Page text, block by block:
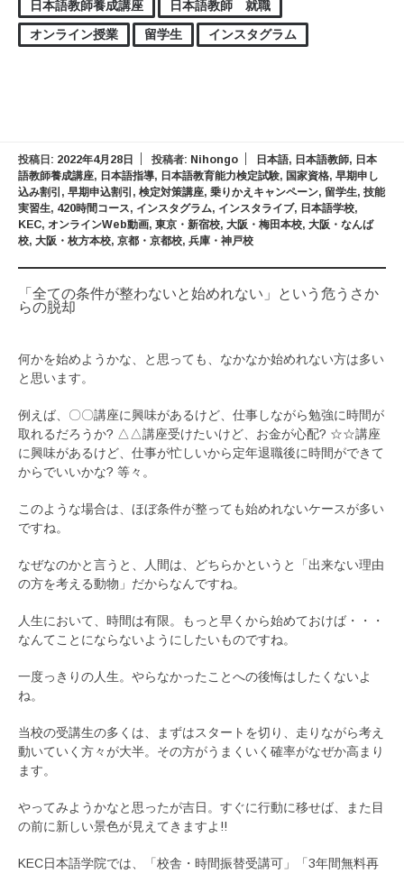
日本語教師養成講座
日本語教師 就職
オンライン授業
留学生 インスタグラム
投稿日: 2022年4月28日 投稿者: Nihongo 日本語, 日本語教師, 日本
語教師養成講座, 日本語指導, 日本語教育能力検定試験, 国家資格, 早期申し
込み割引 , 早期申込割引 , 検定対策講座, 乗りかえキャンペーン, 留学生, 技能
実習生, 420時間コース, インスタグラム, インスタライブ, 日本語学校,
KEC, オンラインWeb動画, 東京・新宿校, 大阪・梅田本校, 大阪・なんば
校, 大阪・枚方本校, 京都・京都校, 兵庫・神戸校
「全ての条件が整わないと始めれない」という危うさか
らの脱却
何かを始めようかな、と思っても、なかなか始めれない方は多い
と思います。
例えば、〇〇講座に興味があるけど、仕事しながら勉強に時間が
取れるだろうか? △△講座受けたいけど、お金が心配? ☆☆講座
に興味があるけど、仕事が忙しいから定年退職後に時間ができて
からでいいかな? 等々。
このような場合は、ほぼ条件が整っても始めれないケースが多い
ですね。
なぜなのかと言うと、人間は、どちらかというと「出来ない理由
の方を考える動物」だからなんですね。
人生において、時間は有限。もっと早くから始めておけば・・・
なんてことにならないようにしたいものですね。
一度っきりの人生。やらなかったことへの後悔はしたくないよ
ね。
当校の受講生の多くは、まずはスタートを切り、走りながら考え
動いていく方々が大半。その方がうまくいく確率がなぜか高まり
ます。
やってみようかなと思ったが吉日。すぐに行動に移せば、また目
の前に新しい景色が見えてきますよ!!
KEC日本語学院では、「校舎・時間振替受講可」「3年間無料再